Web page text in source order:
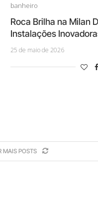
banheiro
Roca Brilha na Milan
Instalações
25 de maio de 2026
MAIS POSTS